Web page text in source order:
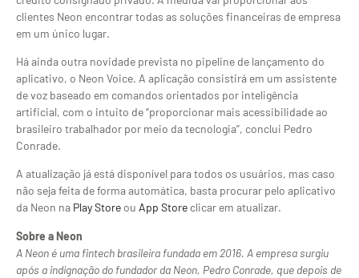
clientes Neon encontrar todas as soluções financeiras de empresa
em um único lugar.
Há ainda outra novidade prevista no pipeline de lançamento do
aplicativo, o Neon Voice. A aplicação consistirá em um assistente
de voz baseado em comandos orientados por inteligência
artificial, com o intuito de “proporcionar mais acessibilidade ao
brasileiro trabalhador por meio da tecnologia”, conclui Pedro
Conrade.
A atualização já está disponível para todos os usuários, mas caso
não seja feita de forma automática, basta procurar pelo aplicativo
da Neon na Play Store ou App Store clicar em atualizar.
Sobre a Neon
A Neon é uma fintech brasileira fundada em 2016. A empresa surgiu
após a indignação do fundador da Neon, Pedro Conrade, que depois de